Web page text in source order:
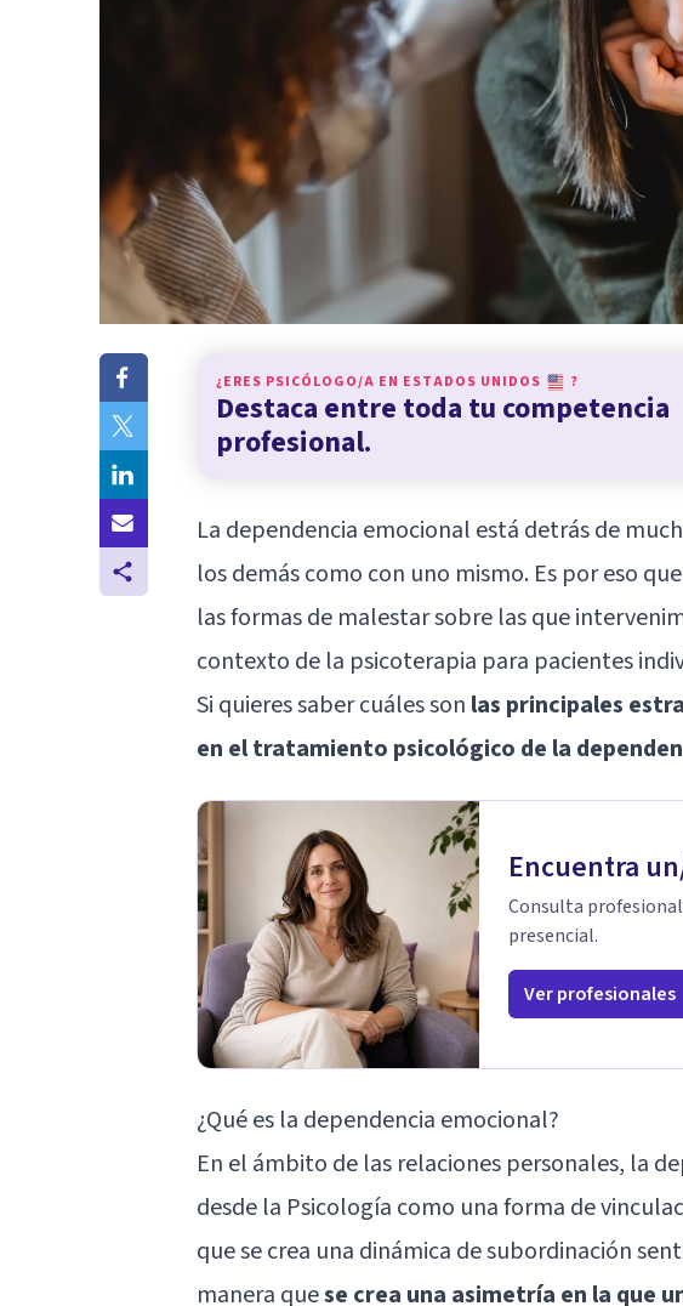
¿ERES PSICÓLOGO/A EN ESTADOS UNIDOS ?
Destaca entre toda tu competencia
profesional.
La dependencia emocional está detrás de
los demás como con uno mismo. Es por eso
las formas de malestar sobre las que
contexto de la psicoterapia para pacientes
Si quieres saber cuáles son las principales
en el tratamiento psicológico de la
Encuentra
Consulta
presencial.
Ver profesionales
¿Qué es la dependencia emocional?
En el ámbito de las relaciones personales, la
desde la Psicología como una forma de
que se crea una dinámica de subordinación
manera quese crea una asimetría en la que